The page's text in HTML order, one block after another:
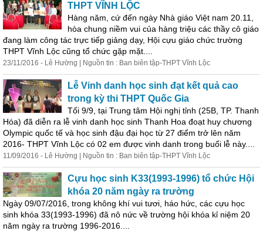
THPT VĨNH LỘC
Hàng năm, cứ đến ngày Nhà giáo Việt nam 20.11,
hòa chung niềm vui của hàng triệu các thầy cô giáo
đang làm công tác trực tiếp giảng dạy, Hội cựu giáo chức trường
THPT Vĩnh Lộc cũng tổ chức gặp mặt....
23/11/2016 - Lê Hường | Nguồn tin : Ban biên tập-THPT Vĩnh Lộc
Lễ Vinh danh học sinh đạt kết quả cao
trong kỳ thi THPT Quốc Gia
Tối 9/9, tại Trung tâm Hội nghị tỉnh (25B, TP. Thanh
Hóa) đã diễn ra lễ vinh danh học sinh Thanh Hoa đoạt huy chương
Olympic quốc tế và học sinh đậu đại học từ 27 điểm trở lên năm
2016- THPT Vĩnh Lộc có 02 em được vinh danh trong buổi lễ này....
11/09/2016 - Lê Hường | Nguồn tin : Ban biên tập-THPT Vĩnh Lộc
Cựu học sinh K33(1993-1996) tổ chức Hội
khóa 20 năm ngày ra trường
Ngày 09/07/2016, trong không khí vui tươi, háo hức, các cựu học
sinh khóa 33(1993-1996) đã nô nức về trường hội khóa kỉ niệm 20
năm ngày ra trường 1996-2016....